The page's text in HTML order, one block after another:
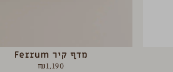
מדף קיר Ferrum
₪1,190